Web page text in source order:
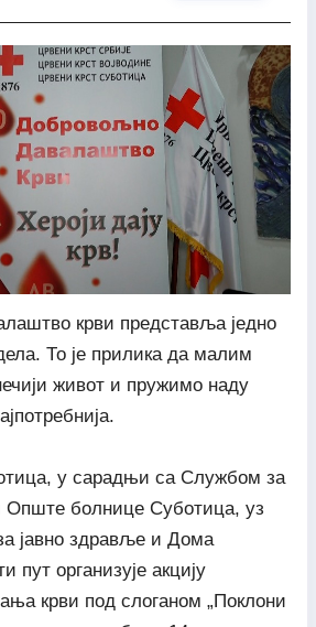
крви представља једно
То је прилика да малим
живот и пружимо наду
у сарадњи са Службом за
Опште болнице Суботица, уз
јавно здравље и Дома
пут организује акцију
крви под слоганом „Поклони